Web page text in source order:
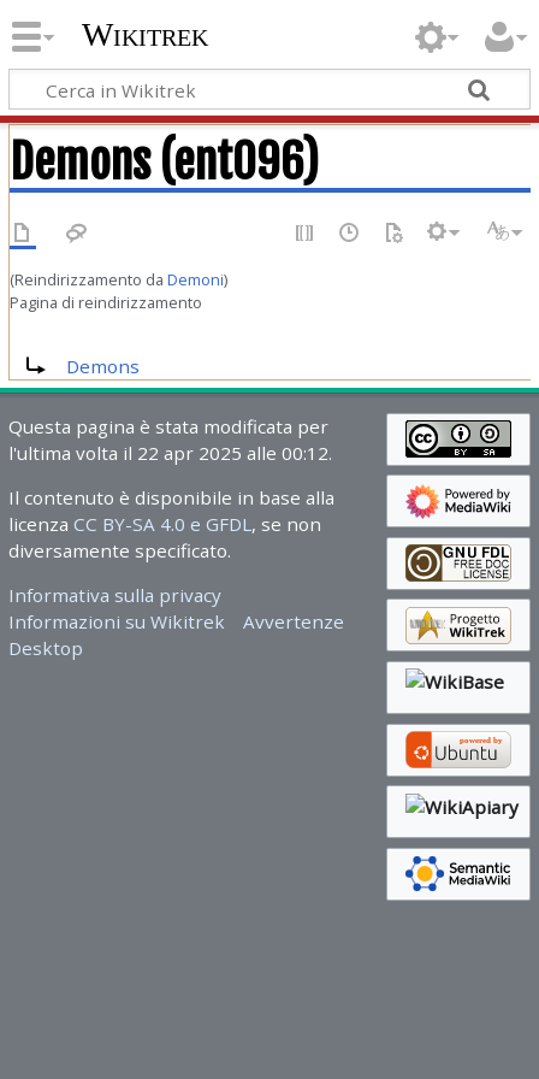
Wikitrek
Demons (ent096)
(Reindirizzamento da Demoni)
Pagina di reindirizzamento
Demons
Questa pagina è stata modificata per
l'ultima volta il 22 apr 2025 alle 00:12.
Il contenuto è disponibile in base alla
licenza CC BY-SA 4.0 e GFDL , se non
diversamente specificato.
Informativa sulla privacy
Informazioni su Wikitrek
Avvertenze
Desktop